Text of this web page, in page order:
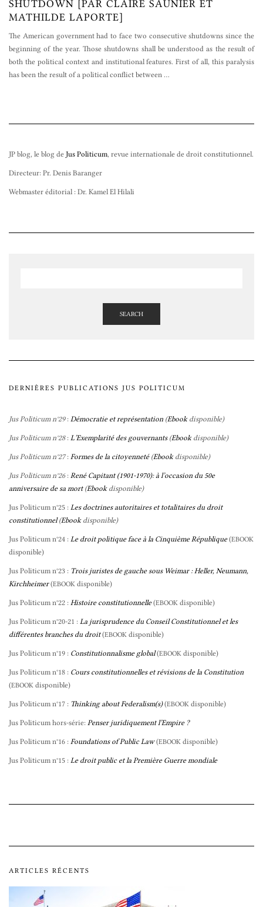
SHUTDOWN [PAR CLAIRE SAUNIER ET
MATHILDE LAPORTE]
The American government had to face two consecutive shutdowns since the
beginning of the year. Those shutdowns shall be understood as the result of
both the political context and institutional features. First of all, this paralysis
has been the result of a political conflict between …
JP blog, le blog de Jus Politicum, revue internationale de droit constitutionnel.
Directeur: Pr. Denis Baranger
Webmaster éditorial : Dr. Kamel El Hilali
SEARCH
DERNIÈRES PUBLICATIONS JUS POLITICUM
Jus Politicum n°29: Démocratie et représentation (Ebookdisponible)
Jus Politicum n°28: L’Exemplarité des gouvernants(Ebookdisponible)
Jus Politicum n°27: Formes de la citoyenneté(Ebookdisponible)
Jus Politicum n°26: René Capitant (1901-1970): à l’occasion du 50e
anniversaire de sa mort(Ebookdisponible)
Jus Politicum n°25 : Les doctrines autoritaires et totalitaires du droit
constitutionnel(Ebookdisponible)
Jus Politicum n°24 : Le droit politique face à la Cinquième République (EBOOK
disponible)
Jus Politicum n°23 : Trois juristes de gauche sous Weimar : Heller, Neumann,
Kirchheimer (EBOOK disponible)
Jus Politicum n°22 : Histoire constitutionnelle (EBOOK disponible)
Jus Politicum n°20-21 : La jurisprudence du Conseil Constitutionnel et les
différentes branches du droit (EBOOK disponible)
Jus Politicum n°19 : Constitutionnalisme global (EBOOK disponible)
Jus Politicum n°18 : Cours constitutionnelles et révisions de la Constitution
(EBOOK disponible)
Jus Politicum n°17 : Thinking about Federalism(s) (EBOOK disponible)
Jus Politicum hors-série: Penser juridiquement l’Empire ?
Jus Politicum n°16 : Foundations of Public Law (EBOOK disponible)
Jus Politicum n°15 : Le droit public et la Première Guerre mondiale
ARTICLES RÉCENTS